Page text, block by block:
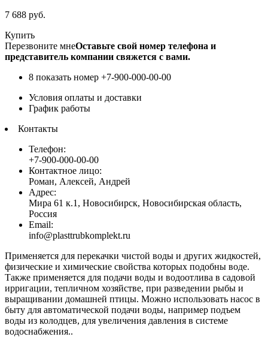
7 688 руб.
Купить
Перезвоните мнеОставьте свой номер телефона и
представитель компании свяжется с вами.
8 показать номер +7-900-000-00-00
Условия оплаты и доставки
График работы
Контакты
Телефон:
+7-900-000-00-00
Контактное лицо:
Роман, Алексей, Андрей
Адрес:
Мира 61 к.1, Новосибирск, Новосибирская область,
Россия
Email:
info@plasttrubkomplekt.ru
Применяется для перекачки чистой воды и других жидкостей,
физические и химические свойства которых подобны воде.
Также применяется для подачи воды и водоотлива в садовой
ирригации, тепличном хозяйстве, при разведении рыбы и
выращивании домашней птицы. Можно использовать насос в
быту для автоматической подачи воды, например подъем
воды из колодцев, для увеличения давления в системе
водоснабжения..